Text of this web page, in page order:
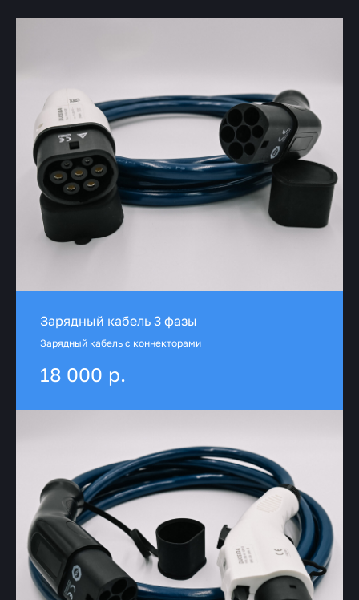
Зарядный кабель 3 фазы
Зарядный кабель с коннекторами
18 000 р.